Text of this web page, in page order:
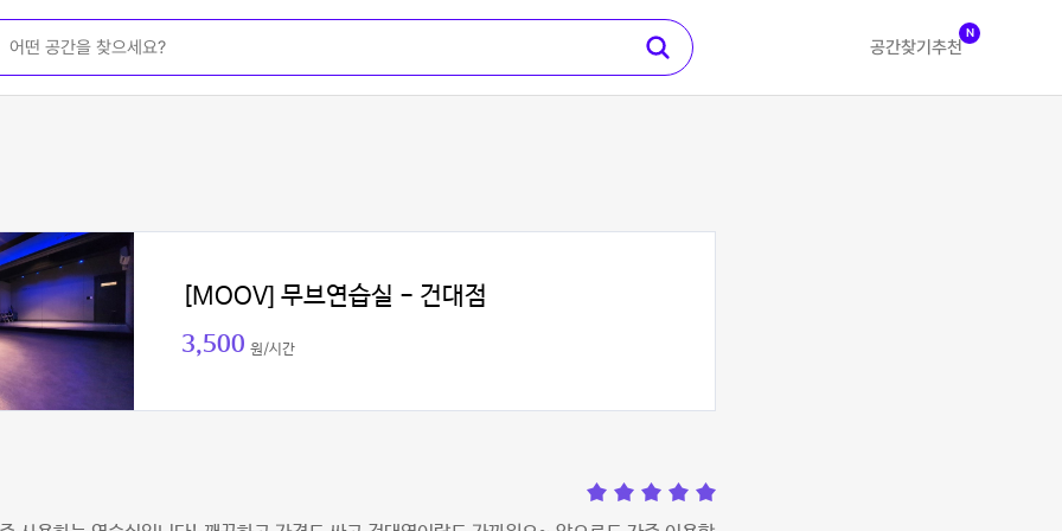
공간찾기 추천
N
[MOOV] 무브연습실 - 건대점
3,500 원/시간